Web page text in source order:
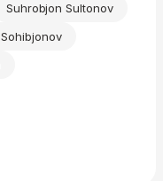
Suhrobjon Sultonov